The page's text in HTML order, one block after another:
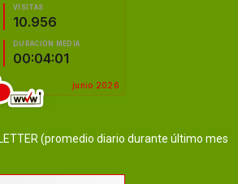
(promedio diario durante último mes